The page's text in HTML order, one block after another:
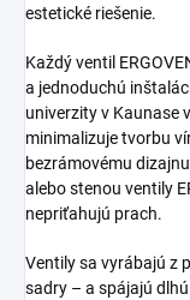
estetické riešenie.
Každý ventil
a jednoduchú
univerzity v Kaunase
minimalizuje tvorbu
bezrámovému
alebo stenou ventily
nepriťahujú prach.
Ventily sa vyrábajú z
sadry – a spájajú